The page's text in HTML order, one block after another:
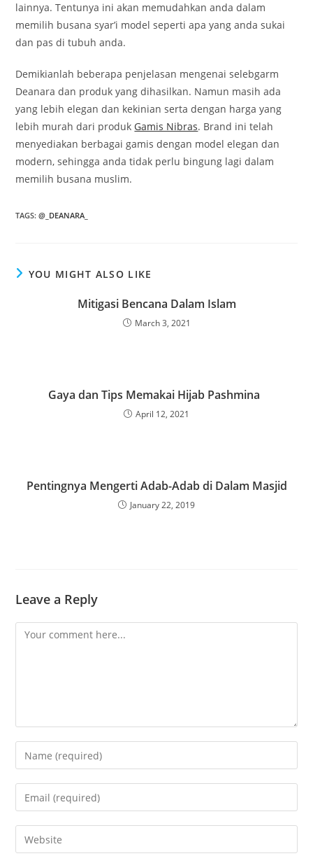
lainnya. Tentunya ini akan memudahkan anda dalam
memilih busana syar’i model seperti apa yang anda sukai
dan pas di tubuh anda.
Demikianlah beberapa penjelasan mengenai selebgarm
Deanara dan produk yang dihasilkan. Namun masih ada
yang lebih elegan dan kekinian serta dengan harga yang
lebih murah dari produk Gamis Nibras. Brand ini telah
menyediakan berbagai gamis dengan model elegan dan
modern, sehingga anda tidak perlu bingung lagi dalam
memilih busana muslim.
TAGS:@_DEANARA_
YOU MIGHT ALSO LIKE
Mitigasi Bencana Dalam Islam
March 3, 2021
Gaya dan Tips Memakai Hijab Pashmina
April 12, 2021
Pentingnya Mengerti Adab-Adab di Dalam Masjid
January 22, 2019
Leave a Reply
Comment
Enter
your
name
comment
Enter
your
email
address
Enter
your